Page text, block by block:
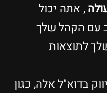
, אתה יכול
עם הקהל שלך
לתוצאות
בדוא"ל אלה, כגון